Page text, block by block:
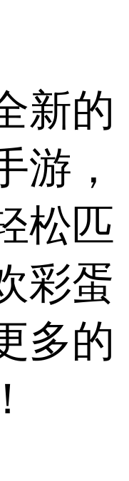
新的
游，
松匹
彩蛋
多的